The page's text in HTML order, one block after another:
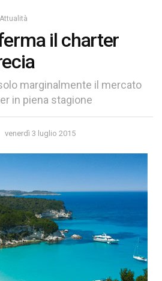
Attualità
il charter
marginalmente il mercato
in piena stagione
venerdì 3 luglio 2015